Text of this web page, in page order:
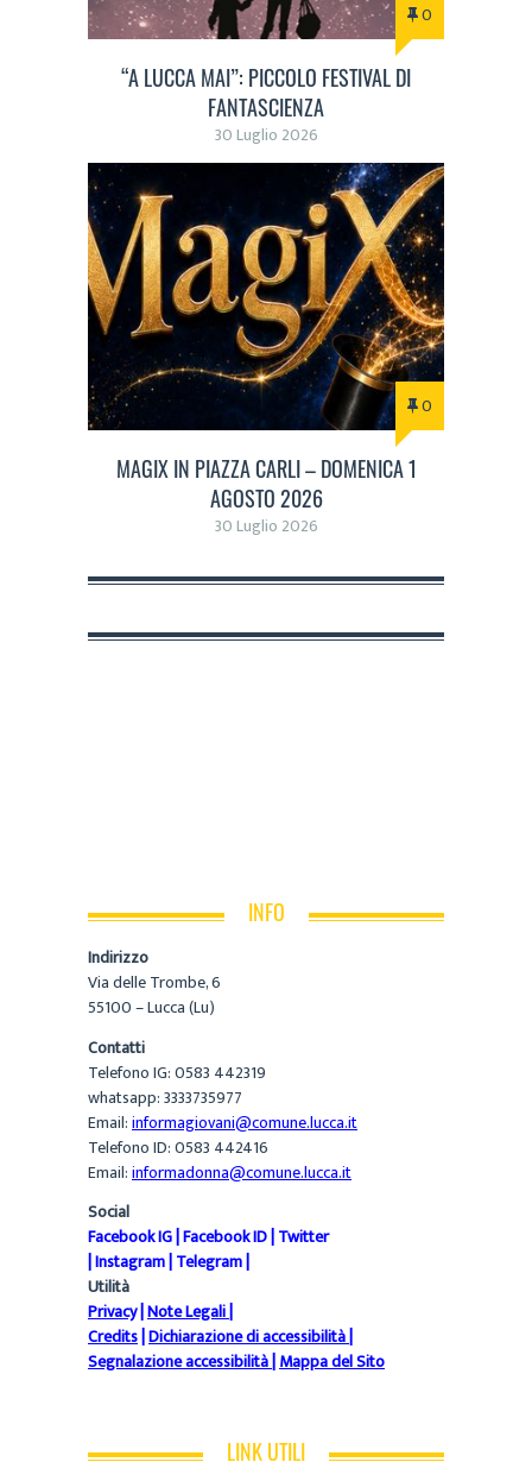
0
“A LUCCA MAI”: PICCOLO FESTIVAL DI
FANTASCIENZA
30 Luglio 2026
0
MAGIX IN PIAZZA CARLI – DOMENICA 1
AGOSTO 2026
30 Luglio 2026
INFO
Indirizzo
Via delle Trombe, 6
55100 – Lucca (Lu)
Contatti
Telefono IG: 0583 442319
whatsapp: 3333735977
Email:informagiovani@comune.lucca.it
Telefono ID: 0583 442416
Email:informadonna@comune.lucca.it
Social
Facebook IG|Facebook ID|Twitter
|Instagram|Telegram|
Utilità
Privacy|Note Legali|
Credits|Dichiarazione di accessibilità|
Segnalazione accessibilità|Mappa del Sito
LINK UTILI